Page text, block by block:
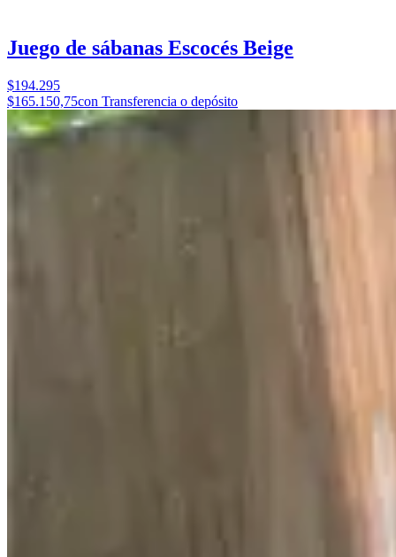
Juego de sábanas Escocés Beige
$194.295
$165.150,75con Transferencia o depósito